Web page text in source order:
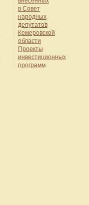
в Совет
народных
депутатов
Кемеровской
области
Проекты
инвестиционных
программ